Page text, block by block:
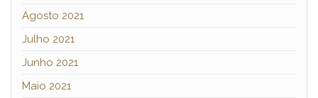
Agosto 2021
Julho 2021
Junho 2021
Maio 2021